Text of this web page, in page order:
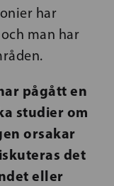
har
man har
pågått en
studier om
orsakar
det
eller